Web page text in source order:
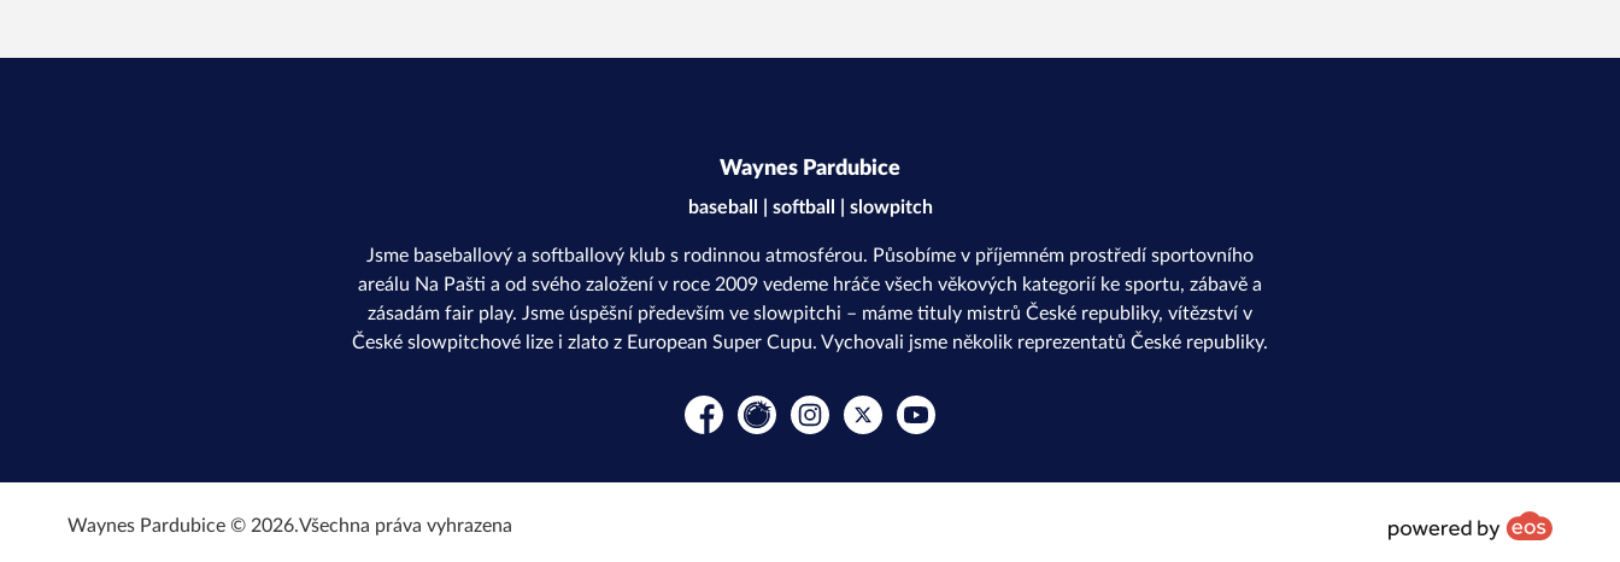
Waynes Pardubice
baseball | softball | slowpitch
Jsme baseballový a softballový klub s rodinnou atmosférou. Působíme v příjemném prostředí sportovního
areálu Na Pašti a od svého založení v roce 2009 vedeme hráče všech věkových kategorií ke sportu, zábavě a
zásadám fair play. Jsme úspěšní především ve slowpitchi – máme tituly mistrů České republiky, vítězství v
České slowpitchové lize i zlato z European Super Cupu. Vychovali jsme několik reprezentatů České republiky.
Facebook
Rajče InstagramPlatform X
YouTube
Waynes Pardubice © 2026.Všechna práva vyhrazena